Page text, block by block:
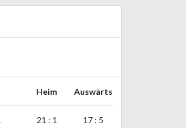
Heim Auswärts
21 : 1 17 : 5